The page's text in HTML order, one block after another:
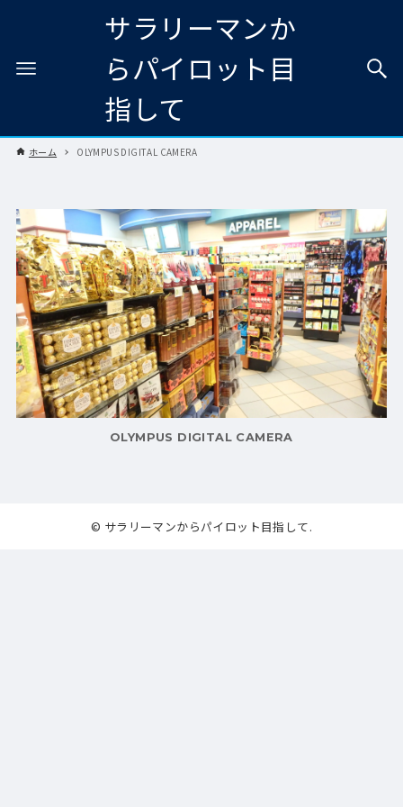
サラリーマンか
らパイロット目
指して
ホーム OLYMPUS DIGITAL CAMERA
OLYMPUS DIGITAL CAMERA
© サラリーマンからパイロット目指して.